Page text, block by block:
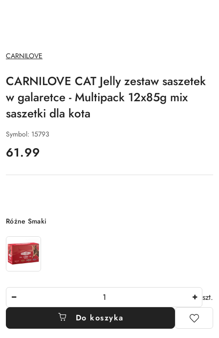
NAZWA
PRODUCENTA:
CARNILOVE
CARNILOVE CAT Jelly zestaw saszetek
w galaretce - Multipack 12x85g mix
saszetki dla kota
Symbol: 15793
cena:
61.99
Wariant
Różne Smaki
szt.
Do koszyka